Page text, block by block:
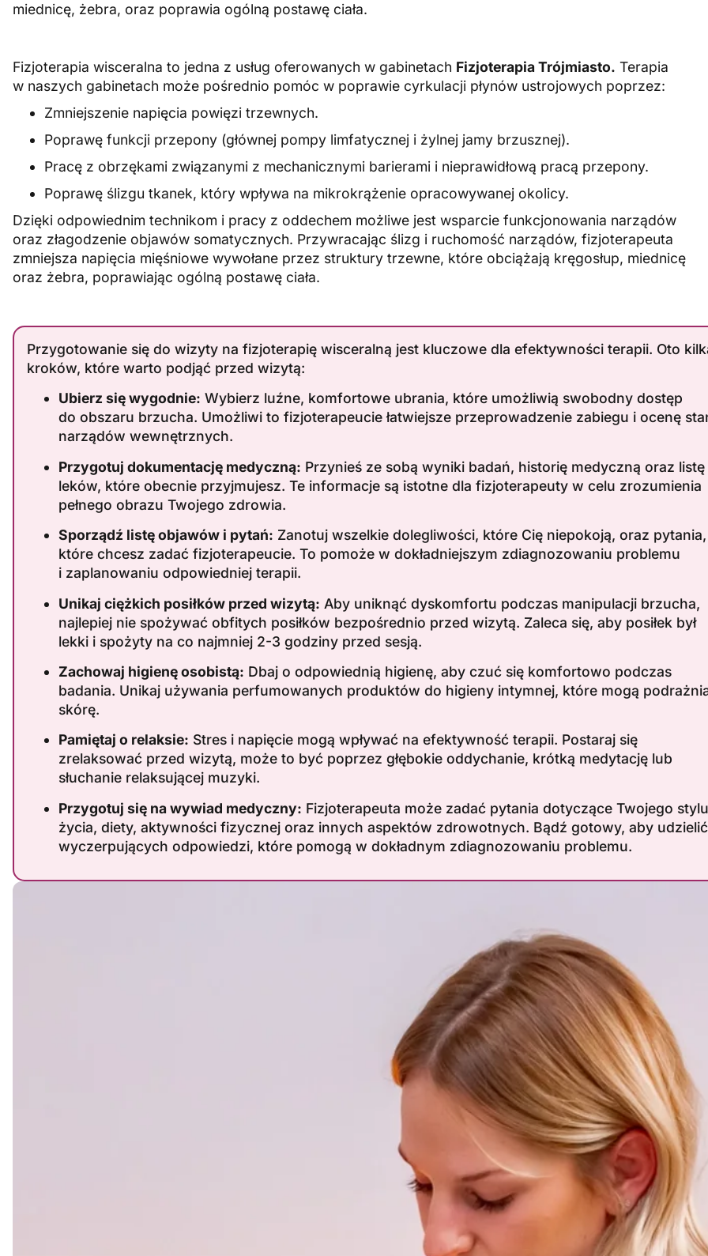
miednicę, żebra, oraz poprawia ogólną postawę ciała.
Fizjoterapia wisceralna to jedna z usług oferowanych w gabinetach Fizjoterapia Trójmiasto. Terapia
w naszych gabinetach może pośrednio pomóc w poprawie cyrkulacji płynów ustrojowych poprzez:
Zmniejszenie napięcia powięzi trzewnych.
Poprawę funkcji przepony (głównej pompy limfatycznej i żylnej jamy brzusznej).
Pracę z obrzękami związanymi z mechanicznymi barierami i nieprawidłową pracą przepony.
Poprawę ślizgu tkanek, który wpływa na mikrokrążenie opracowywanej okolicy.
Dzięki odpowiednim technikom i pracy z oddechem możliwe jest wsparcie funkcjonowania narządów
oraz złagodzenie objawów somatycznych. Przywracając ślizg i ruchomość narządów, fizjoterapeuta
zmniejsza napięcia mięśniowe wywołane przez struktury trzewne, które obciążają kręgosłup, miednicę
oraz żebra, poprawiając ogólną postawę ciała.
Przygotowanie się do wizyty na fizjoterapię wisceralną jest kluczowe dla efektywności terapii. Oto
kroków, które warto podjąć przed wizytą:
Ubierz się wygodnie: Wybierz luźne, komfortowe ubrania, które umożliwią swobodny dostęp
do obszaru brzucha. Umożliwi to fizjoterapeucie łatwiejsze przeprowadzenie zabiegu i ocenę
narządów wewnętrznych.
Przygotuj dokumentację medyczną: Przynieś ze sobą wyniki badań, historię medyczną oraz listę
leków, które obecnie przyjmujesz. Te informacje są istotne dla fizjoterapeuty w celu zrozumienia
pełnego obrazu Twojego zdrowia.
Sporządź listę objawów i pytań: Zanotuj wszelkie dolegliwości, które Cię niepokoją, oraz pytania,
które chcesz zadać fizjoterapeucie. To pomoże w dokładniejszym zdiagnozowaniu problemu
i zaplanowaniu odpowiedniej terapii.
Unikaj ciężkich posiłków przed wizytą: Aby uniknąć dyskomfortu podczas manipulacji brzucha,
najlepiej nie spożywać obfitych posiłków bezpośrednio przed wizytą. Zaleca się, aby posiłek był
lekki i spożyty na co najmniej 2-3 godziny przed sesją.
Zachowaj higienę osobistą: Dbaj o odpowiednią higienę, aby czuć się komfortowo podczas
badania. Unikaj używania perfumowanych produktów do higieny intymnej, które mogą
skórę.
Pamiętaj o relaksie: Stres i napięcie mogą wpływać na efektywność terapii. Postaraj się
zrelaksować przed wizytą, może to być poprzez głębokie oddychanie, krótką medytację lub
słuchanie relaksującej muzyki.
Przygotuj się na wywiad medyczny: Fizjoterapeuta może zadać pytania dotyczące Twojego stylu
życia, diety, aktywności fizycznej oraz innych aspektów zdrowotnych. Bądź gotowy, aby udzielić
wyczerpujących odpowiedzi, które pomogą w dokładnym zdiagnozowaniu problemu.